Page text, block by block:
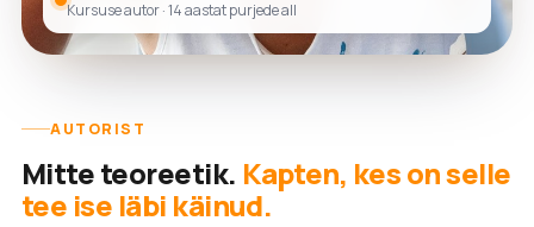
Kursuse autor · 14 aastat purjede all
AUTORIST
Mitte teoreetik. Kapten, kes on selle
tee ise läbi käinud.